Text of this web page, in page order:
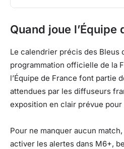
Quand joue l’Équipe
Le calendrier précis des Bleus
programmation officielle de la
l’Équipe de France font partie
attendues par les diffuseurs
exposition en clair prévue
Pour ne manquer aucun
activer les alertes dans M6+,